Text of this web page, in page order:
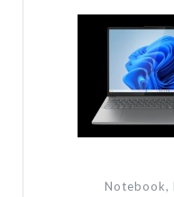
Notebook,